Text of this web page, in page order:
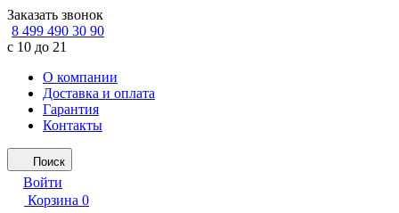
Заказать звонок
8 499 490 30 90
с 10 до 21
О компании
Доставка и оплата
Гарантия
Контакты
Поиск
Войти
Корзина 0